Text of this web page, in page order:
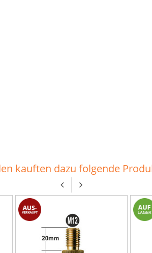
kauften dazu folgende